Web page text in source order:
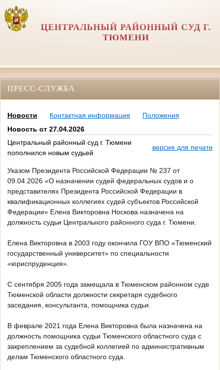
ЦЕНТРАЛЬНЫЙ РАЙОННЫЙ СУД Г.
ТЮМЕНИ
ПРЕСС-СЛУЖБА
Новости Контактная информация
Положения
Новость от 27.04.2026
Центральный районный суд г. Тюмени
пополнился новым судьей
версия для печати
Указом Президента Российской Федерации № 237 от
09.04.2026 «О назначении судей федеральных судов и о
представителях Президента Российской Федерации в
квалификационных коллегиях судей субъектов Российской
Федерации» Елена Викторовна Носкова назначена на
должность судьи Центрального районного суда г. Тюмени.
Елена Викторовна в 2003 году окончила ГОУ ВПО «Тюменский
государственный университет» по специальности
«юриспруденция».
С сентября 2005 года замещала в Тюменском районном суде
Тюменской области должности секретаря судебного
заседания, консультанта, помощника судьи.
В феврале 2021 года Елена Викторовна была назначена на
должность помощника судьи Тюменского областного суда с
закреплением за судебной коллегией по административным
делам Тюменского областного суда.